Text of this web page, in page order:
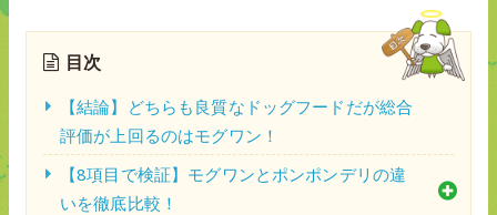
アドバイスに携わるほか、老犬相談窓口「いぬのじ
かん」を運営し、飼い主さまのサポートも行ってい
る。現在もチワックス2匹、ポメチワ1匹、カニンヘ
ンダックス1匹の4匹の愛犬と暮らし、実店舗での老
犬のトータルケアサロン開業を目指す。
目次
【結論】どちらも良質なドッグフードだが総合
評価が上回るのはモグワン！
【8項目で検証】モグワンとポンポンデリの違
いを徹底比較！